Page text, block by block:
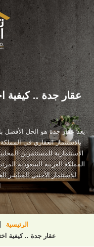
عقار جدة .. كيفية
يعد عقار جدة هو الحل الأفضل
بالاستثمار العقاري في
الاستثمارية للمستثمرين
للاستثمار الأجنبي المباشر
الرئيسية
عقار جدة .. كيفية